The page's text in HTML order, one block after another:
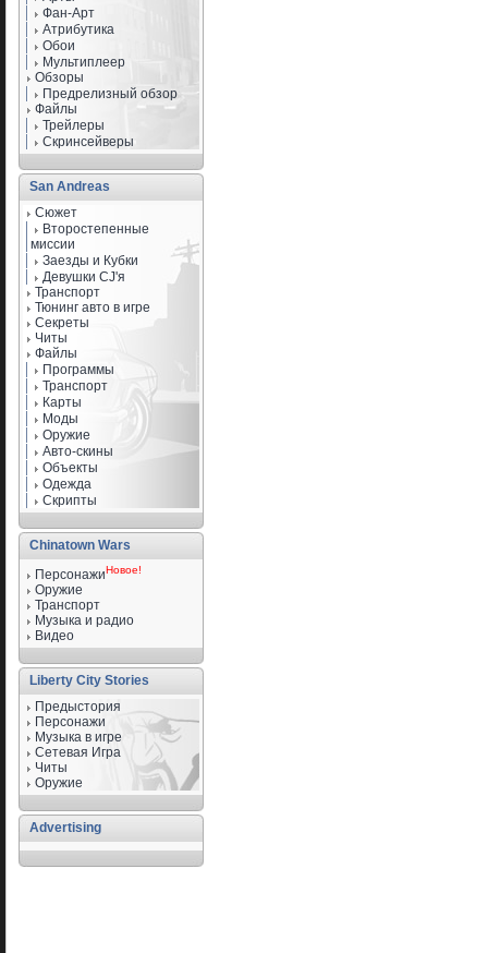
Фан-Арт
Атрибутика
Обои
Мультиплеер
Обзоры
Предрелизный обзор
Файлы
Трейлеры
Скринсейверы
San Andreas
Сюжет
Второстепенные
миссии
Заезды и Кубки
Девушки CJ'я
Транспорт
Тюнинг авто в игре
Секреты
Читы
Файлы
Программы
Транспорт
Карты
Моды
Оружие
Авто-скины
Объекты
Одежда
Скрипты
Chinatown Wars
ПерсонажиНовое!
Оружие
Транспорт
Музыка и радио
Видео
Liberty City Stories
Предыстория
Персонажи
Музыка в игре
Сетевая Игра
Читы
Оружие
Advertising